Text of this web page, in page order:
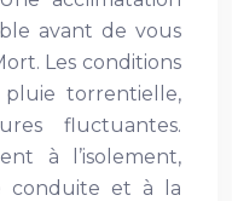
avant de vous
Les conditions
pluie torrentielle,
fluctuantes.
à l’isolement,
conduite et à la